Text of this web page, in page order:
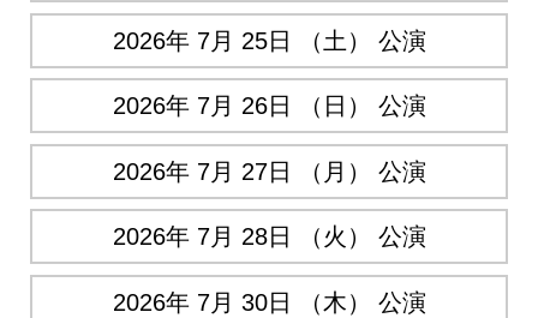
2026年 7月 25日 （土） 公演
2026年 7月 26日 （日） 公演
2026年 7月 27日 （月） 公演
2026年 7月 28日 （火） 公演
2026年 7月 30日 （木） 公演